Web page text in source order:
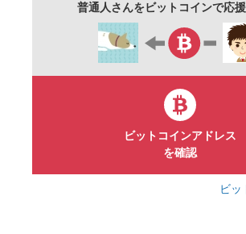
プランツ
花 植物 秋 カフ
普通人さんをビットコインで応
ビットコインアドレス
を確認
ビッ